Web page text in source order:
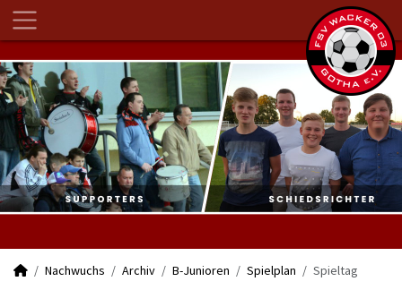
Nachwuchs Archiv B-Junioren Spielplan Spieltag